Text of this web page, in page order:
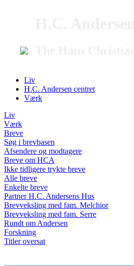
Liv
H.C. Andersen centret
Værk
Liv
Værk
Breve
Søg i brevbasen
Afsendere og modtagere
Breve om HCA
Ikke tidligere trykte breve
Alle breve
Enkelte breve
Partner H.C. Andersens Hus
Brevveksling med fam. Melchior
Brevveksling med fam. Serre
Rundt om Andersen
Forskning
Titler oversat